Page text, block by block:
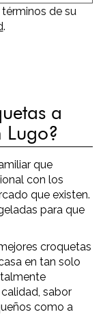
de su
.
a
que
con los
que existen.
para que
croquetas
en tan solo
sabor
como a